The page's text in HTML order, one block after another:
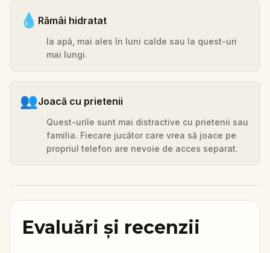
💧 Rămâi hidratat
Ia apă, mai ales în luni calde sau la quest-uri
mai lungi.
👥Joacă cu prietenii
Quest-urile sunt mai distractive cu prietenii sau
familia. Fiecare jucător care vrea să joace pe
propriul telefon are nevoie de acces separat.
Evaluări și recenzii